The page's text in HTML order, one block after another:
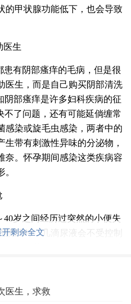
的甲状腺功能低下，也会导致
生
有阴部瘙痒的毛病，但是很
医生，而是自己购买阴部清洗
阴部瘙痒是许多妇科疾病的征
不了问题，还有可能延倘缠常
感染或旋毛虫感染，两者中的
生带有刺激性异味的分泌物，
奈。怀孕期间感染这类疾病容
岁之间经历过突然的小便失
跳跃时，几滴尿液会不受控制
状态。一项调查显示，67%
的练习，可以恢复并控
开剩余全文
医生，求救